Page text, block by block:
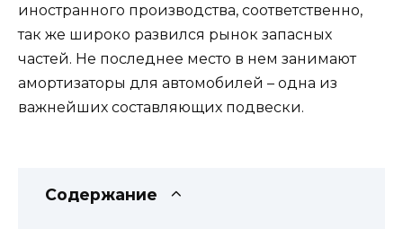
иностранного производства, соответственно,
так же широко развился рынок запасных
частей. Не последнее место в нем занимают
амортизаторы для автомобилей – одна из
важнейших составляющих подвески.
Содержание